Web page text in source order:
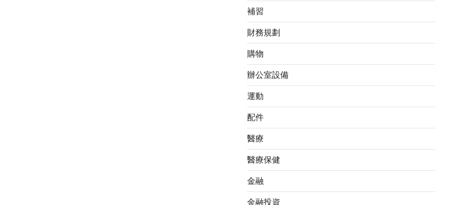
補習
財務規劃
購物
辦公室設備
運動
配件
醫療
醫療保健
金融
金融投資